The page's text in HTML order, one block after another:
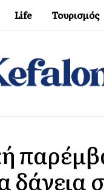
Life Τουρισμός
δάνεια